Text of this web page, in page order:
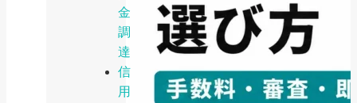
金
調
達
信
用